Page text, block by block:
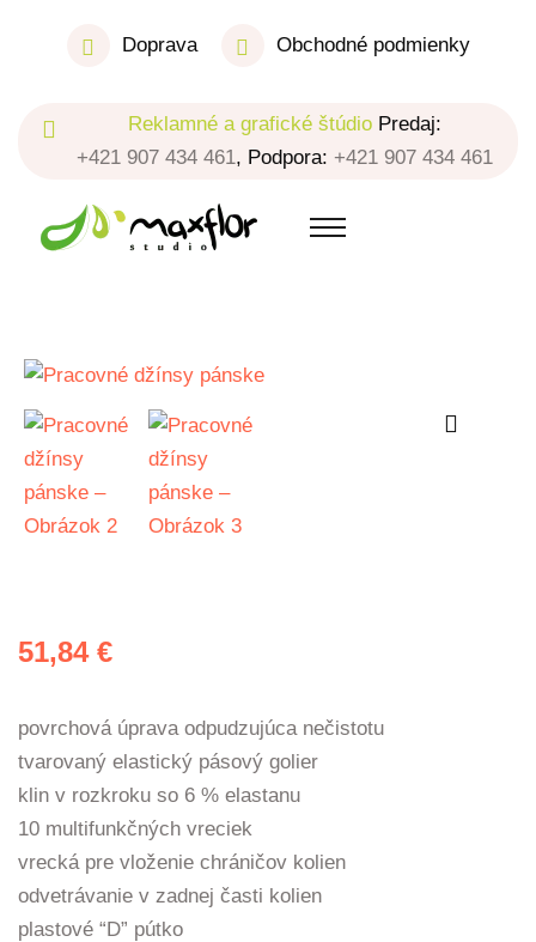
Doprava Obchodné podmienky
Reklamné a grafické štúdio Predaj:
+421 907 434 461, Podpora: +421 907 434 461
51,84 €
povrchová úprava odpudzujúca nečistotu
tvarovaný elastický pásový golier
klin v rozkroku so 6 % elastanu
10 multifunkčných vreciek
vrecká pre vloženie chráničov kolien
odvetrávanie v zadnej časti kolien
plastové “D” pútko